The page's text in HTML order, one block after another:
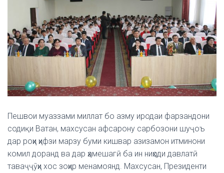
Пешвои муаззами миллат бо азму иродаи фарзандони
содиқи Ватан, махсусан афсарону сарбозони шуҷоъ
дар роҳи ҳифзи марзу буми кишвар азизамон итминони
комил доранд ва дар ҳамешагӣ ба ин ниҳоди давлатӣ
таваҷҷӯҳи хос зоҳир менамоянд. Махсусан, Президенти